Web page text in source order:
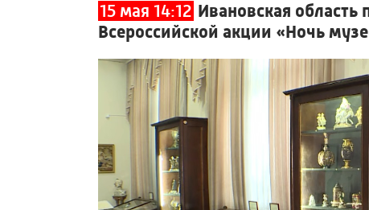
15 мая 14:12 Ивановская область
Всероссийской акции «Ночь